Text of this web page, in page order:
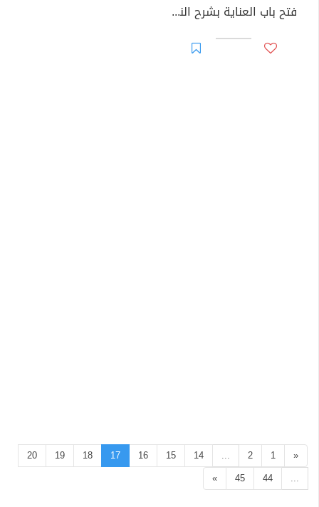
فتح باب العناية بشرح النقاية - المجلد الثالث
«
1
2
...
14
15
16
17
18
19
20
...
44
45
»